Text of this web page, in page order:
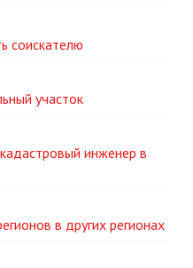
соискателю
участок
инженер в
в других регионах